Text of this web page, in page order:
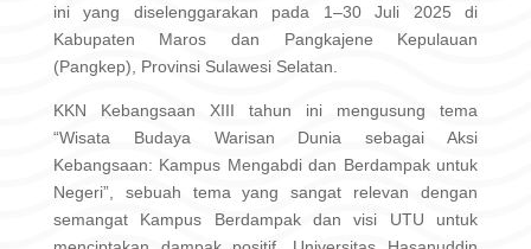
ini yang diselenggarakan pada 1–30 Juli 2025 di
Kabupaten Maros dan Pangkajene Kepulauan
(Pangkep), Provinsi Sulawesi Selatan.
KKN Kebangsaan XIII tahun ini mengusung tema
“Wisata Budaya Warisan Dunia sebagai Aksi
Kebangsaan: Kampus Mengabdi dan Berdampak untuk
Negeri”, sebuah tema yang sangat relevan dengan
semangat Kampus Berdampak dan visi UTU untuk